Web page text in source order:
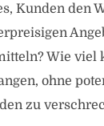
Kunden den
Wie viel
ohne
zu